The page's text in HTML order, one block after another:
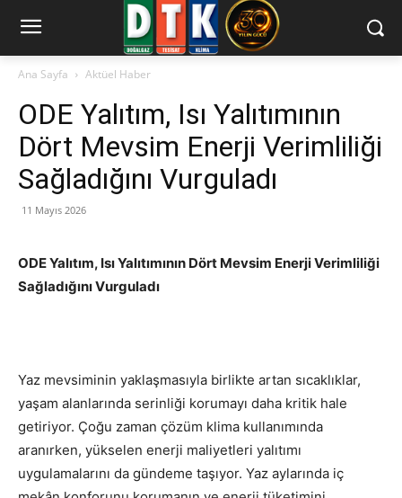
Ana Sayfa Aktüel Haber
ODE Yalıtım, Isı Yalıtımının
Dört Mevsim Enerji Verimliliği
Sağladığını Vurguladı
11 Mayıs 2026
ODE Yalıtım, Isı Yalıtımının Dört Mevsim Enerji Verimliliği
Sağladığını Vurguladı
Yaz mevsiminin yaklaşmasıyla birlikte artan sıcaklıklar,
yaşam alanlarında serinliği korumayı daha kritik hale
getiriyor. Çoğu zaman çözüm klima kullanımında
aranırken, yükselen enerji maliyetleri yalıtımı
uygulamalarını da gündeme taşıyor. Yaz aylarında iç